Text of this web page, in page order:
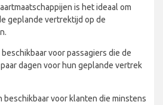
is het ideaal om
geplande vertrektijd op de
voor passagiers die de
dagen voor hun geplande vertrek
voor klanten die minstens